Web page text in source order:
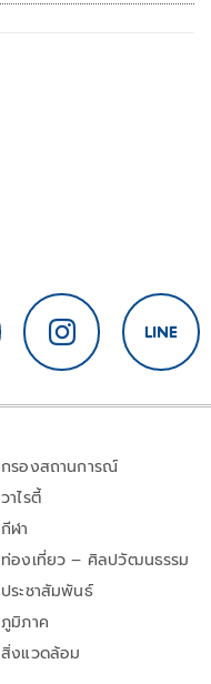
กรองสถานการณ์
วาไรตี้
กีฬา
ท่องเที่ยว – ศิลปวัฒนธรรม
ประชาสัมพันธ์
ภูมิภาค
สิ่งแวดล้อม